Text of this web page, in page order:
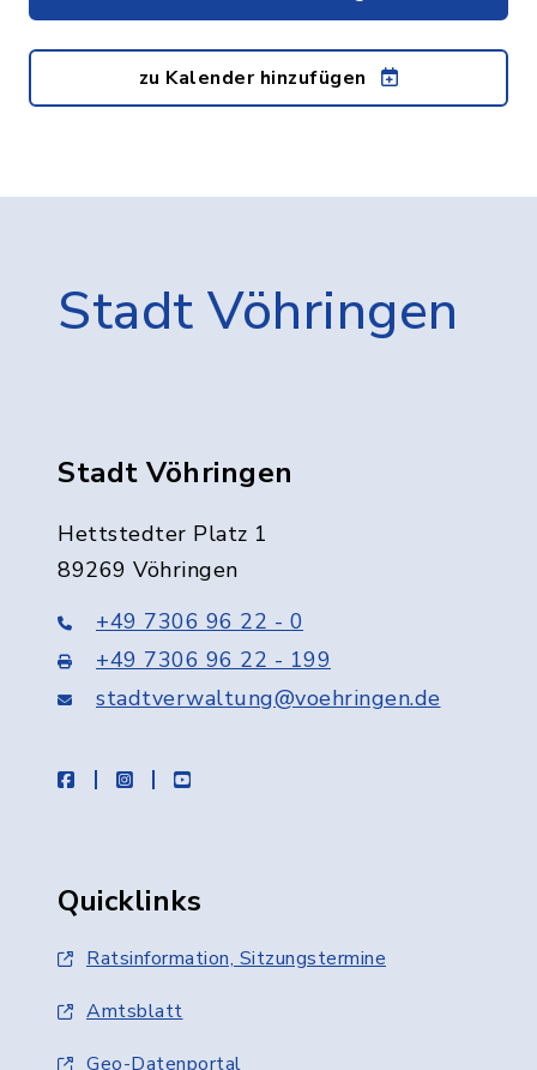
zu Kalender hinzufügen
Stadt Vöhringen
Stadt Vöhringen
Hettstedter Platz 1
89269 Vöhringen
+49 7306 96 22 - 0
+49 7306 96 22 - 199
stadtverwaltung@voehringen.de
facebookinstagramyoutube
Quicklinks
Ratsinformation, Sitzungstermine
Amtsblatt
Geo-Datenportal